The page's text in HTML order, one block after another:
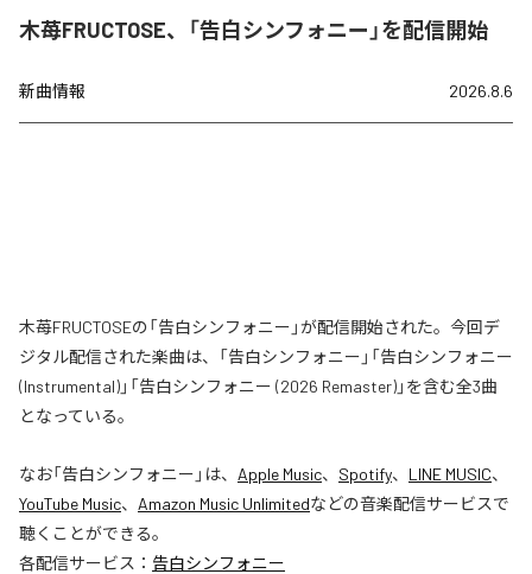
木苺FRUCTOSE、「告白シンフォニー」を配信開始
新曲情報 2026.8.6
木苺FRUCTOSEの「告白シンフォニー」が配信開始された。今回デ
ジタル配信された楽曲は、「告白シンフォニー」「告白シンフォニー
(Instrumental)」「告白シンフォニー (2026 Remaster)」を含む全3曲
となっている。
なお「告白シンフォニー 」は、 Apple Music、 Spotify、 LINE MUSIC、
YouTube Music、 Amazon Music Unlimitedなどの音楽配信サービスで
聴くことができる。
各配信サービス： 告白シンフォニー